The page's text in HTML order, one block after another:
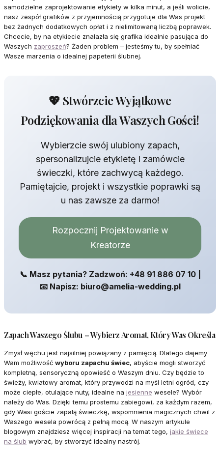
samodzielne zaprojektowanie etykiety w kilka minut, a jeśli wolicie,
nasz zespół grafików z przyjemnością przygotuje dla Was projekt
bez żadnych dodatkowych opłat i z nielimitowaną liczbą poprawek.
Chcecie, by na etykiecie znalazła się grafika idealnie pasująca do
Waszych zaproszeń? Żaden problem – jesteśmy tu, by spełniać
Wasze marzenia o idealnej papeterii ślubnej.
💖 Stwórzcie Wyjątkowe
Podziękowania dla Waszych Gości!
Wybierzcie swój ulubiony zapach,
spersonalizujcie etykietę i zamówcie
świeczki, które zachwycą każdego.
Pamiętajcie, projekt i wszystkie poprawki są
u nas zawsze za darmo!
Rozpocznij Projektowanie w
Kreatorze
📞 Masz pytania? Zadzwoń: +48 91 886 07 10 |
📧 Napisz: biuro@amelia-wedding.pl
Zapach Waszego Ślubu – Wybierz Aromat, Który Was Określa
Zmysł węchu jest najsilniej powiązany z pamięcią. Dlatego dajemy
Wam możliwość wyboru zapachu świec, abyście mogli stworzyć
kompletną, sensoryczną opowieść o Waszym dniu. Czy będzie to
świeży, kwiatowy aromat, który przywodzi na myśl letni ogród, czy
może ciepłe, otulające nuty, idealne na jesienne wesele? Wybór
należy do Was. Dzięki temu prostemu zabiegowi, za każdym razem,
gdy Wasi goście zapalą świeczkę, wspomnienia magicznych chwil z
Waszego wesela powrócą z pełną mocą. W naszym artykule
blogowym znajdziesz więcej inspiracji na temat tego, jakie świece
na ślub wybrać, by stworzyć idealny nastrój.